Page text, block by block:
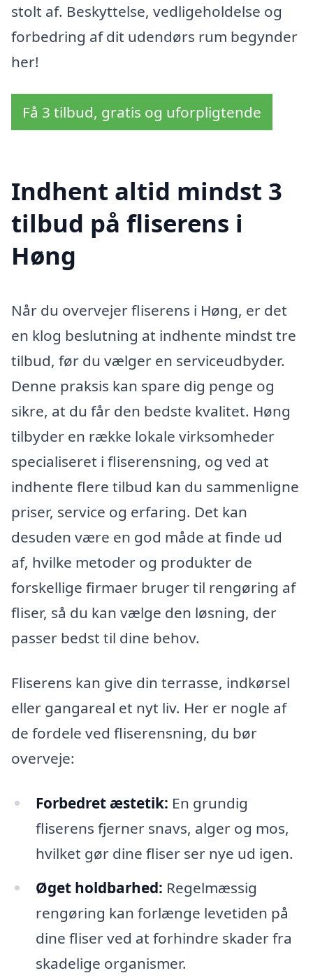
stolt af. Beskyttelse, vedligeholdelse og
forbedring af dit udendørs rum begynder
her!
Få 3 tilbud, gratis og uforpligtende
Indhent altid mindst 3
tilbud på fliserens i
Høng
Når du overvejer fliserens i Høng, er det
en klog beslutning at indhente mindst tre
tilbud, før du vælger en serviceudbyder.
Denne praksis kan spare dig penge og
sikre, at du får den bedste kvalitet. Høng
tilbyder en række lokale virksomheder
specialiseret i fliserensning, og ved at
indhente flere tilbud kan du sammenligne
priser, service og erfaring. Det kan
desuden være en god måde at finde ud
af, hvilke metoder og produkter de
forskellige firmaer bruger til rengøring af
fliser, så du kan vælge den løsning, der
passer bedst til dine behov.
Fliserens kan give din terrasse, indkørsel
eller gangareal et nyt liv. Her er nogle af
de fordele ved fliserensning, du bør
overveje:
Forbedret æstetik: En grundig
fliserens fjerner snavs, alger og mos,
hvilket gør dine fliser ser nye ud igen.
Øget holdbarhed: Regelmæssig
rengøring kan forlænge levetiden på
dine fliser ved at forhindre skader fra
skadelige organismer.